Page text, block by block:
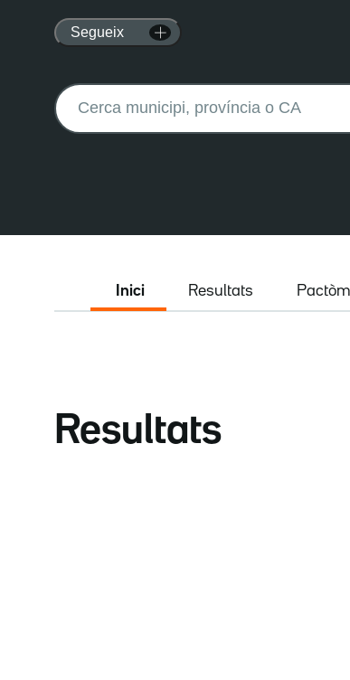
Segueix
Buscar:
Inici Resultats
Resultats